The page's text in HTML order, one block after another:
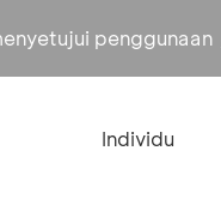
penggunaan
Individu